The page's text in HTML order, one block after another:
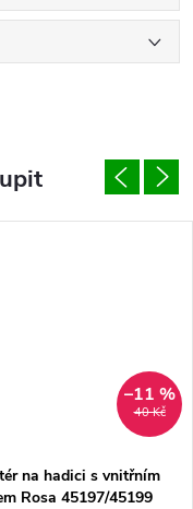
40 Kč
–11 %
na hadici s vnitřním
Rosa 45197/45199